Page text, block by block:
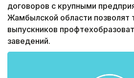
договоров с крупными
Жамбылской области позволят
выпускников
заведений.